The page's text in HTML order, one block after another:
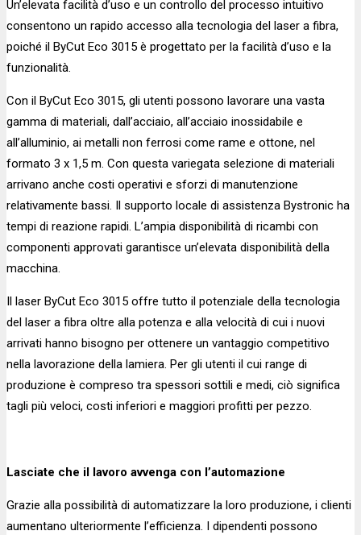
Un’elevata facilità d’uso e un controllo del processo intuitivo
consentono un rapido accesso alla tecnologia del laser a fibra,
poiché il ByCut Eco 3015 è progettato per la facilità d’uso e la
funzionalità.
Con il ByCut Eco 3015, gli utenti possono lavorare una vasta
gamma di materiali, dall’acciaio, all’acciaio inossidabile e
all’alluminio, ai metalli non ferrosi come rame e ottone, nel
formato 3 x 1,5 m. Con questa variegata selezione di materiali
arrivano anche costi operativi e sforzi di manutenzione
relativamente bassi. Il supporto locale di assistenza Bystronic ha
tempi di reazione rapidi. L’ampia disponibilità di ricambi con
componenti approvati garantisce un’elevata disponibilità della
macchina.
Il laser ByCut Eco 3015 offre tutto il potenziale della tecnologia
del laser a fibra oltre alla potenza e alla velocità di cui i nuovi
arrivati hanno bisogno per ottenere un vantaggio competitivo
nella lavorazione della lamiera. Per gli utenti il cui range di
produzione è compreso tra spessori sottili e medi, ciò significa
tagli più veloci, costi inferiori e maggiori profitti per pezzo.
Lasciate che il lavoro avvenga con l’automazione
Grazie alla possibilità di automatizzare la loro produzione, i clienti
aumentano ulteriormente l’efficienza. I dipendenti possono